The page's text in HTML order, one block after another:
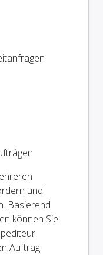
und
Basierend
können Sie
Auftrag